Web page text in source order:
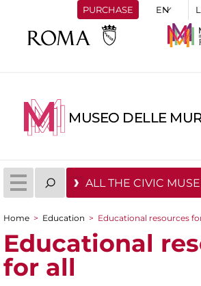
PURCHASE
MUSEO DELLE
ALL THE CIVIC
You are here
Home > Education > Educational resources
Educational
for all